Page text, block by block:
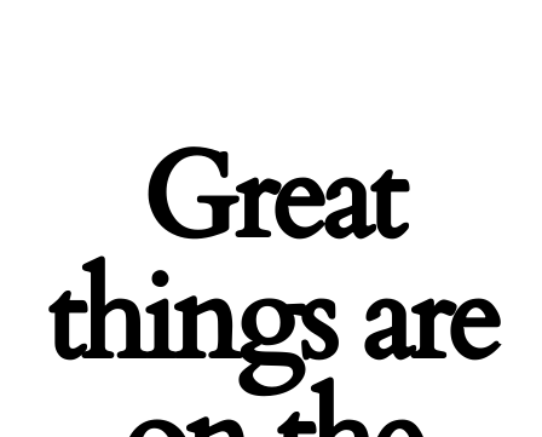
Great
things are